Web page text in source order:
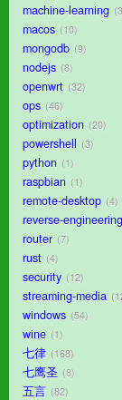
machine-learning 3
macos 10
mongodb 9
nodejs 8
openwrt 32
ops 46
optimization 20
powershell 3
python 1
raspbian 1
remote-desktop 4
reverse-engineering
router 7
rust 4
security 12
streaming-media
windows 54
wine 1
七律 168
七鹰圣 8
五言 82